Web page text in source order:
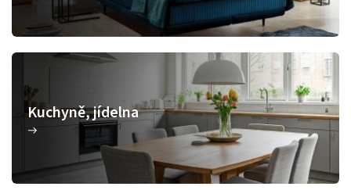
Kuchyně, jídelna